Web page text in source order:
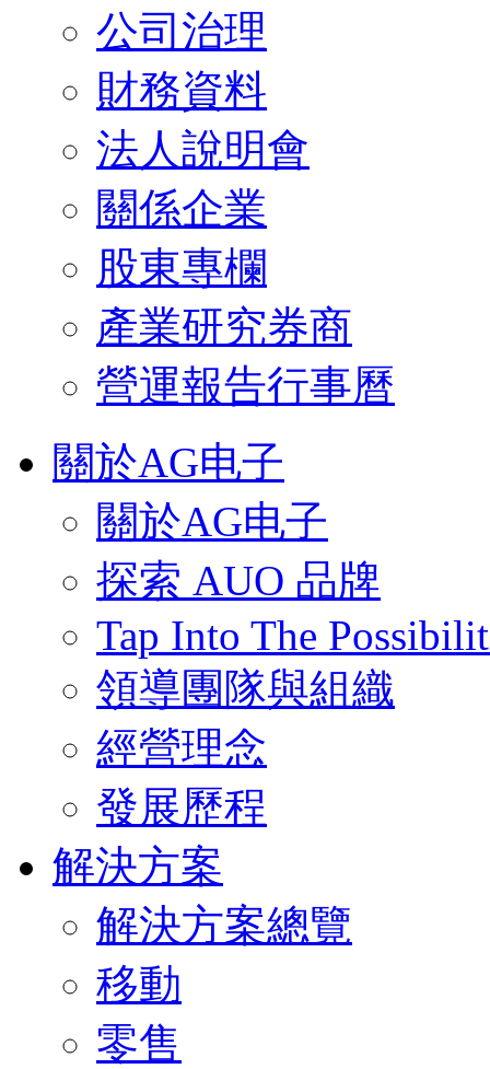
公司治理
財務資料
法人說明會
關係企業
股東專欄
產業研究券商
營運報告行事曆
關於AG电子
關於AG电子
探索 AUO 品牌
Tap Into The
領導團隊與組織
經營理念
發展歷程
解決方案
解決方案總覽
移動
零售